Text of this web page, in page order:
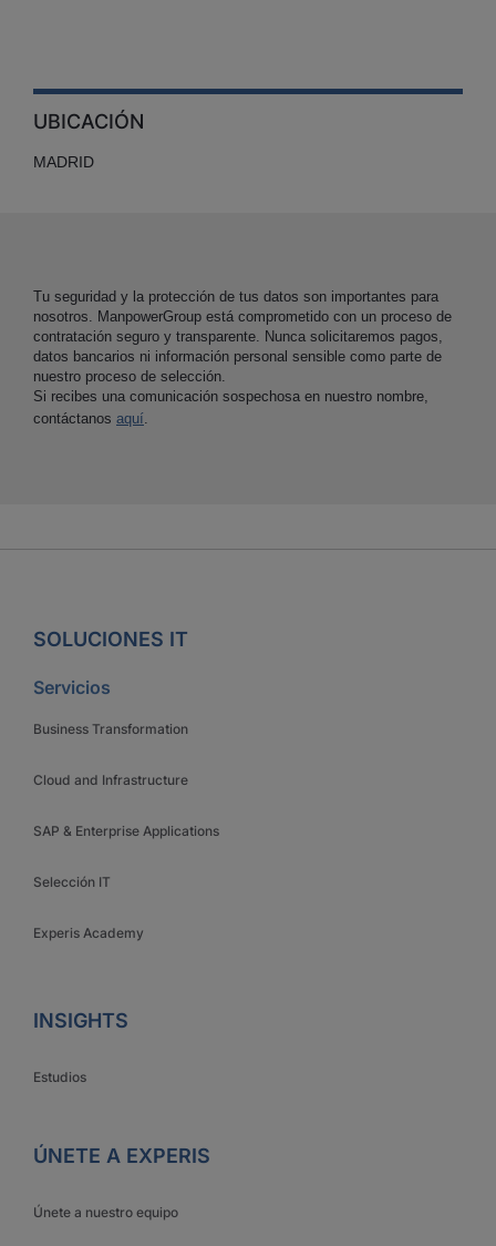
UBICACIÓN
MADRID
Tu seguridad y la protección de tus datos son importantes para
nosotros. ManpowerGroup está comprometido con un proceso de
contratación seguro y transparente. Nunca solicitaremos pagos,
datos bancarios ni información personal sensible como parte de
nuestro proceso de selección.
Si recibes una comunicación sospechosa en nuestro nombre,
contáctanos aquí
SOLUCIONES IT
Servicios
Business Transformation
Cloud and Infrastructure
SAP & Enterprise Applications
Selección IT
Experis Academy
INSIGHTS
Estudios
ÚNETE A EXPERIS
Únete a nuestro equipo